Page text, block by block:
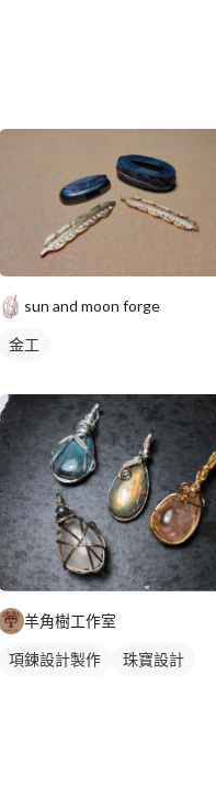
sun and moon forge
金工
羊角樹工作室
項鍊設計製作 珠寶設計